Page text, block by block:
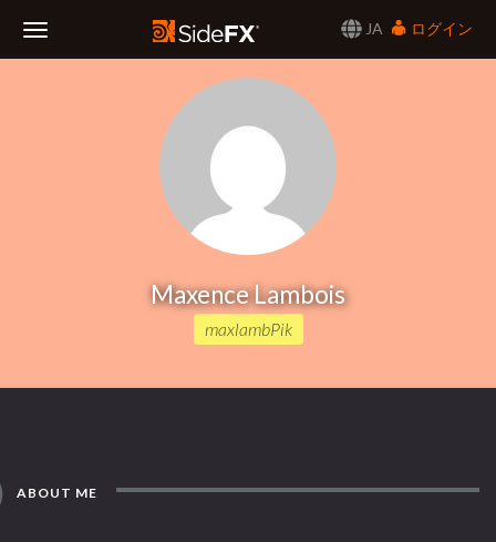
JA
ログイン
Maxence Lambois
maxlambPik
ABOUT ME